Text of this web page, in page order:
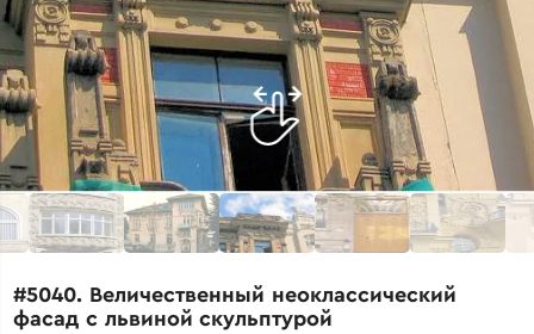
#5040. Величественный неоклассический
фасад с львиной скульптурой